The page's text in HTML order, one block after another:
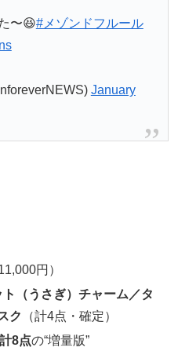
〜😆#メゾンドフルール
January
円）
ト（うさぎ）チャーム／タ
ク
（計4点・確定）
計8点の“増量版”